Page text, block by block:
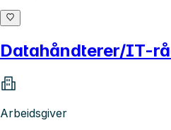
Datahåndterer/IT-
Arbeidsgiver